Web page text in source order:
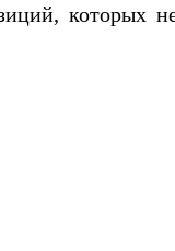
которых